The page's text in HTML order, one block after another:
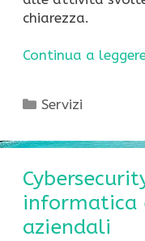
chiarezza.
Continua a
Categorie
Servizi
informatica
aziendali